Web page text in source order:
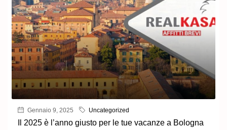
Gennaio 9, 2025 Uncategorized
Il 2025 è l’anno giusto per le tue vacanze a Bologna